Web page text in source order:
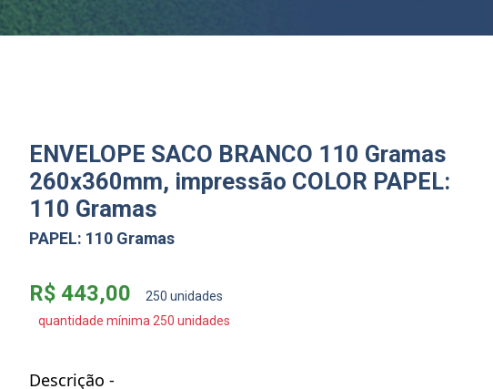
ENVELOPE SACO BRANCO 110 Gramas
260x360mm, impressão COLOR PAPEL:
110 Gramas
PAPEL: 110 Gramas
R$ 443,00
250 unidades
quantidade mínima 250 unidades
Descrição -